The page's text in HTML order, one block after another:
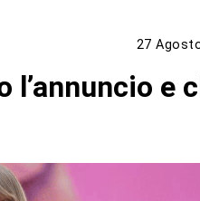
27
l’annuncio e